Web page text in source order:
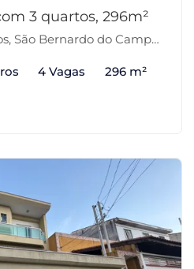
3 quartos, 296m²
Bernardo do Campo-SP
4 Vagas 296 m²